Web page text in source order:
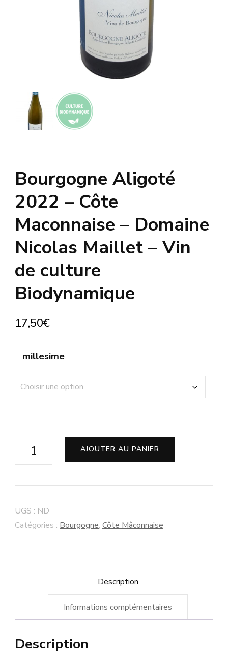
Bourgogne Aligoté
2022 – Côte
Maconnaise – Domaine
Nicolas Maillet – Vin
de culture
Biodynamique
17,50€
millesime
quantité
2022
-
Maillet
Vin
AJOUTER AU PANIER
UGS : ND
Catégories : Bourgogne, Côte Mâconnaise
Description
Informations complémentaires
Description